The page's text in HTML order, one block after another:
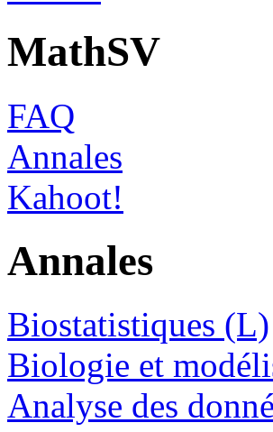
MathSV
FAQ
Annales
Kahoot!
Annales
Biostatistiques (L)
Biologie et
Analyse des